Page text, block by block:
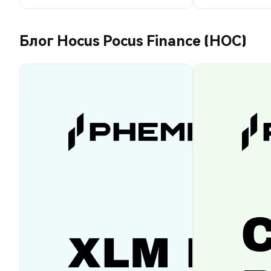
Блог Hocus Pocus Finance (HOC)